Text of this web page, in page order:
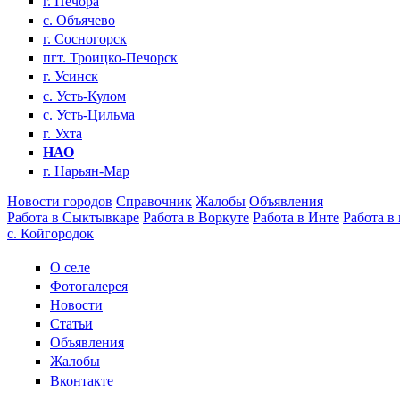
с. Объячево
г. Сосногорск
пгт. Троицко-Печорск
г. Усинск
с. Усть-Кулом
с. Усть-Цильма
г. Ухта
НАО
г. Нарьян-Мар
Новости городов Справочник Жалобы Объявления
Работа в Сыктывкаре Работа в Воркуте Работа в Инте Работа в
с. Койгородок
О селе
Фотогалерея
Новости
Статьи
Объявления
Жалобы
Вконтакте